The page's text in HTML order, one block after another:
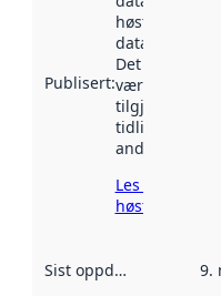
Publisert:
høstet av
data.norge.no.
Det kan ha
vært
tilgjengelig
tidligere
andre steder.
Les mer om
høsting her
Sist oppdatert 9.